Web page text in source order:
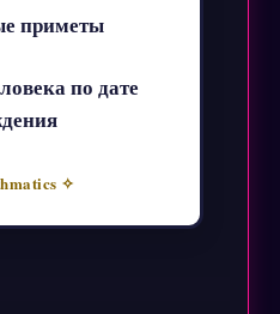
приметы
по дате
✧